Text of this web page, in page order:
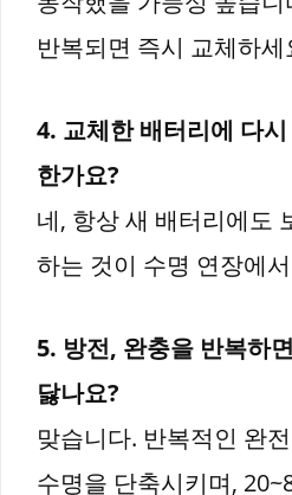
반복되면 즉시 교체하세
4. 교체한 배터리에 다
한가요?
네, 항상 새 배터리에도
하는 것이 수명 연장에
5. 방전, 완충을 반복하
닳나요?
맞습니다. 반복적인 완
수명을 단축시키며,